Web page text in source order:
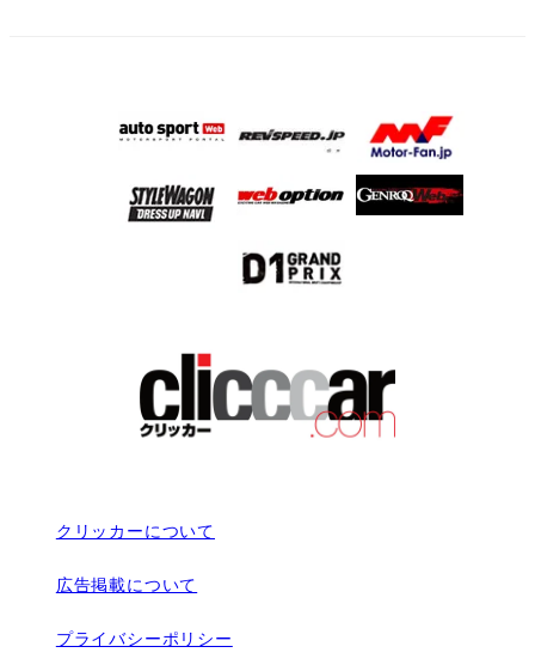
クリッカーについて
広告掲載について
プライバシーポリシー